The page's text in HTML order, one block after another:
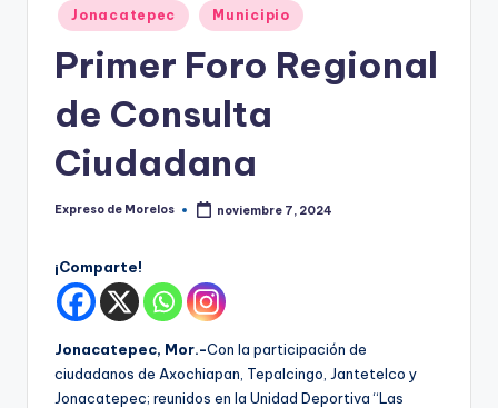
el
Publicado
en
Jonacatepec Municipio
Primer Foro Regional
de Consulta
Ciudadana
Publicado
Expreso de Morelos noviembre 7, 2024
¡Comparte!
Jonacatepec, Mor.-Con la participación de
ciudadanos de Axochiapan, Tepalcingo, Jantetelco y
Jonacatepec; reunidos en la Unidad Deportiva “Las